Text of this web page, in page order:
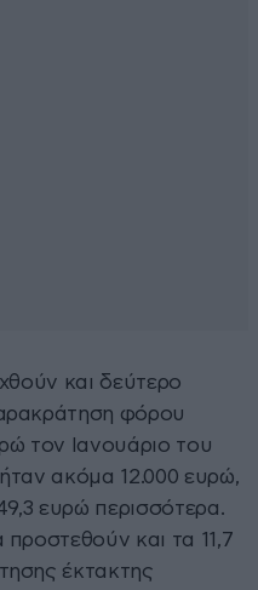
και δεύτερο
φόρου
τον Ιανουάριο του
ακόμα 12.000 ευρώ,
ευρώ περισσότερα.
και τα 11,7
έκτακτης